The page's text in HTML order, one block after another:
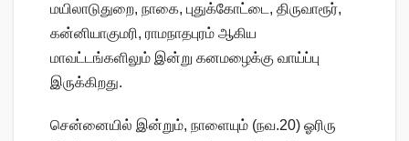
மயிலாடுதுறை, நாகை, புதுக்கோட்டை, திருவாரூர்,
கன்னியாகுமரி, ராமநாதபுரம் ஆகிய
மாவட்டங்களிலும் இன்று கனமழைக்கு வாய்ப்பு
இருக்கிறது.
சென்னையில் இன்றும், நாளையும் (நவ.20) ஓரிரு